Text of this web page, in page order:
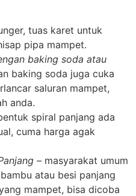
tuas karet untuk
pipa mampet.
baking soda atau
baking soda juga cuka
saluran mampet,
anda.
spiral panjang ada
cuma harga agak
– masyarakat umum
atau besi panjang
mampet, bisa dicoba